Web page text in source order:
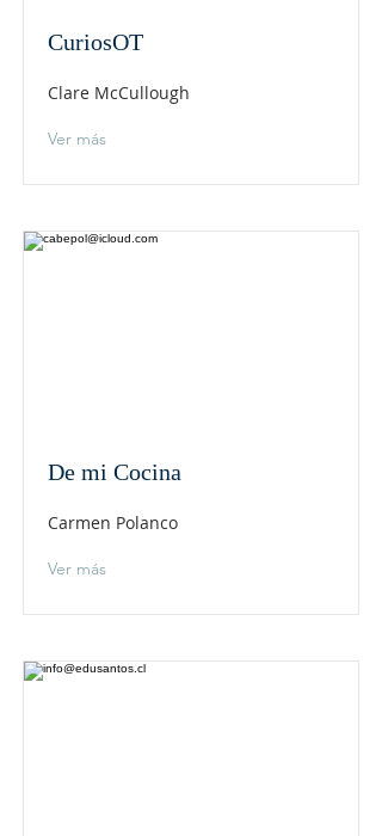
CuriosOT
Clare McCullough
Ver más
De mi Cocina
Carmen Polanco
Ver más